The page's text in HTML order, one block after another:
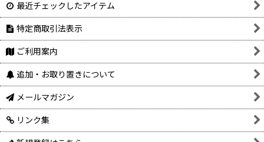
最近チェックしたアイテム
特定商取引法表示
ご利用案内
追加・お取り置きについて
メールマガジン
リンク集